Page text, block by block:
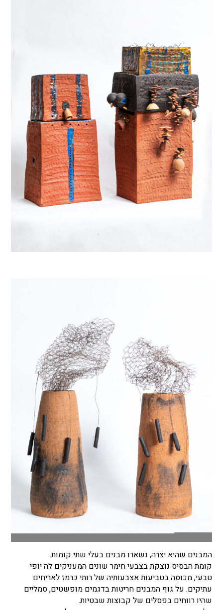
המבנים שהיא יצרה, נשארו מבנים בעלי שתי קומות.
קומת הבסיס נוצקת בצבעי חימר שונים המעניקים לה יופי
טבעי, מכוסה בטביעות אצבעותיה של רותי כרמז לאריחים
עתיקים. על גוף המבנים חריטות בדגמים מופשטים, סמליים
שהיו רווחים בפסלים של קבוצות שבטיות.